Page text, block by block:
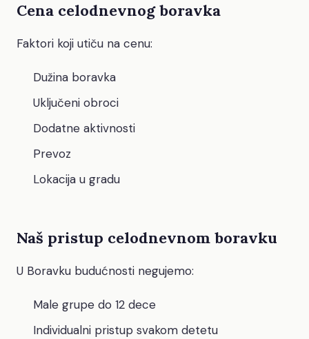
Cena celodnevnog boravka
Faktori koji utiču na cenu:
Dužina boravka
Uključeni obroci
Dodatne aktivnosti
Prevoz
Lokacija u gradu
Naš pristup celodnevnom boravku
U Boravku budućnosti negujemo:
Male grupe do 12 dece
Individualni pristup svakom detetu